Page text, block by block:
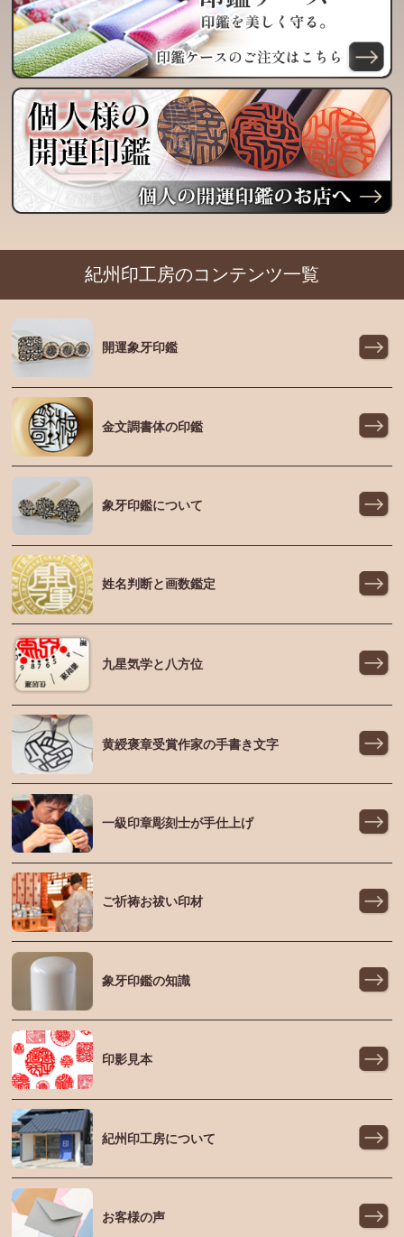
紀州印工房のコンテンツ一覧
開運象牙印鑑
金文調書体の印鑑
象牙印鑑について
姓名判断と画数鑑定
九星気学と八方位
黄綬褒章受賞作家の手書き文字
一級印章彫刻士が手仕上げ
ご祈祷お祓い印材
象牙印鑑の知識
印影見本
紀州印工房について
お客様の声